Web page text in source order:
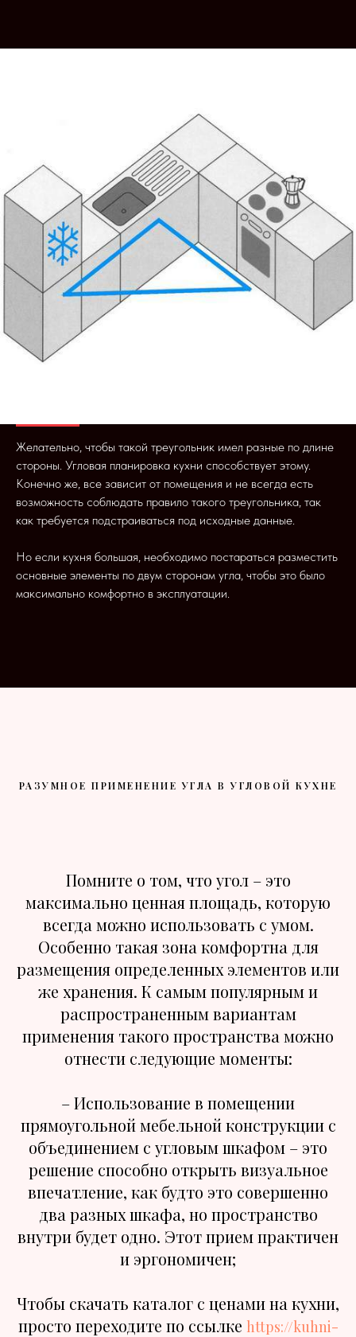
Желательно, чтобы такой треугольник имел разные по длине
стороны. Угловая планировка кухни способствует этому.
Конечно же, все зависит от помещения и не всегда есть
возможность соблюдать правило такого треугольника, так
как требуется подстраиваться под исходные данные.
Но если кухня большая, необходимо постараться разместить
основные элементы по двум сторонам угла, чтобы это было
максимально комфортно в эксплуатации.
РАЗУМНОЕ ПРИМЕНЕНИЕ УГЛА В УГЛОВОЙ КУХНЕ
Помните о том, что угол – это
максимально ценная площадь, которую
всегда можно использовать с умом.
Особенно такая зона комфортна для
размещения определенных элементов или
же хранения. К самым популярным и
распространенным вариантам
применения такого пространства можно
отнести следующие моменты:
– Использование в помещении
прямоугольной мебельной конструкции с
объединением с угловым шкафом – это
решение способно открыть визуальное
впечатление, как будто это совершенно
два разных шкафа, но пространство
внутри будет одно. Этот прием практичен
и эргономичен;
Чтобы скачать каталог с ценами на кухни,
просто переходите по ссылке https://kuhni-